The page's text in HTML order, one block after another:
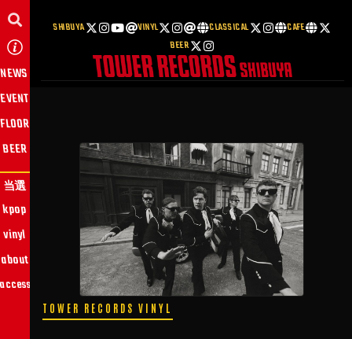
SHIBUYA VINYL CLASSICAL
CAFE
BEER
NEWS
EVENT
当選
FLOOR
BEER
kpop
vinyl
about
TOWER RECORDS VINYL